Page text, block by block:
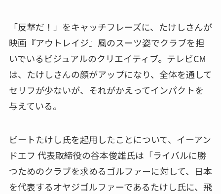
「反撃だ！」をキャッチフレーズに、たけしさんが
映画『アウトレイジ』風のスーツ姿でクラブを担
いでいるビジュアルのクリエイティブ。テレビCM
は、たけしさんの顔がアップになり、全体を通して
セリフが少ないが、それがかえってインパクトを
与えている。
ビートたけし氏を起用したことについて、イーアン
ドエフ 代表取締役の谷本俊雄氏は「ライバルに勝
つためのクラブを求めるゴルファーに対して、日本
を代表するオヤジゴルファーであるたけし氏に、飛